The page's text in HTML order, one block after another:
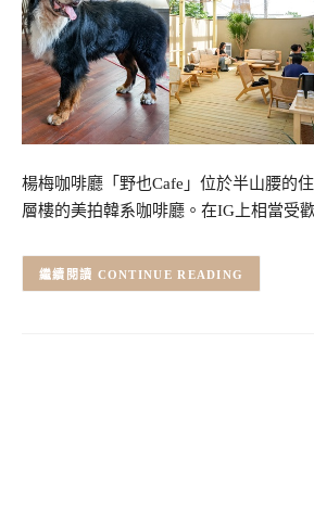
楊梅咖啡廳「野也Cafe」位於半山腰的
層樓的美拍韓系咖啡廳。在IG上相當受
CONTINUE READING